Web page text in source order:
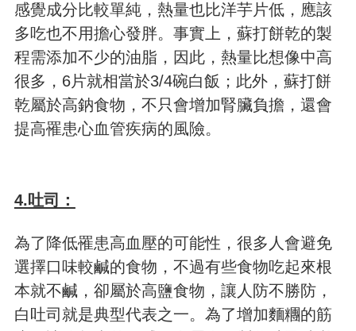
感覺成分比較單純，熱量也比洋芋片低，應該
多吃也不用擔心發胖。事實上，蘇打餅乾的製
程需添加不少的油脂，因此，熱量比想像中高
很多，6片就相當於3/4碗白飯；此外，蘇打餅
乾屬於高鈉食物，不只會增加腎臟負擔，還會
提高罹患心血管疾病的風險。
4.吐司：
為了降低罹患高血壓的可能性，很多人會避免
選擇口味較鹹的食物，不過有些食物吃起來根
本就不鹹，卻屬於高鹽食物，讓人防不勝防，
白吐司就是典型代表之一。為了增加麵糰的筋